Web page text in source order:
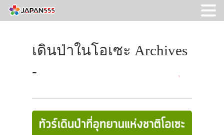
เดินป่าในโอเซะ Archives
-